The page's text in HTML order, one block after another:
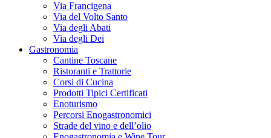
Via Francigena
Via del Volto Santo
Via degli Abati
Via degli Dei
Gastronomia
Cantine Toscane
Ristoranti e Trattorie
Corsi di Cucina
Prodotti Tipici Certificati
Enoturismo
Percorsi Enogastronomici
Strade del vino e dell’olio